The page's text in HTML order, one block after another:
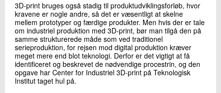
3D-print bruges også stadig til produktudviklingsforløb, hvor
kravene er nogle andre, så det er væsentligt at skelne
mellem prototyper og færdige produkter. Men hvis der er tale
om industriel produktion med 3D-print, bør man tilgå den på
samme strukturerede måde som ved traditionel
serieproduktion, for rejsen mod digital produktion kræver
meget mere end blot teknologi. Derfor er det vigtigt at få
identificeret og beskrevet de nødvendige procestrin, og den
opgave har Center for Industriel 3D-print på Teknologisk
Institut taget hul på.